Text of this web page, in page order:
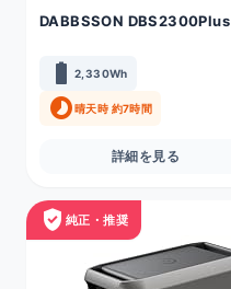
DABBSSON DBS2300Plus
battery_full 2,330Wh
timelapse晴天時 約7時間
詳細を見る
verified_user 純正・推奨